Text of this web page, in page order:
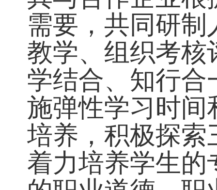
（三）深化
各二级学院要
其与合作企业
需要，共同研
教学、组织考
学结合、知行